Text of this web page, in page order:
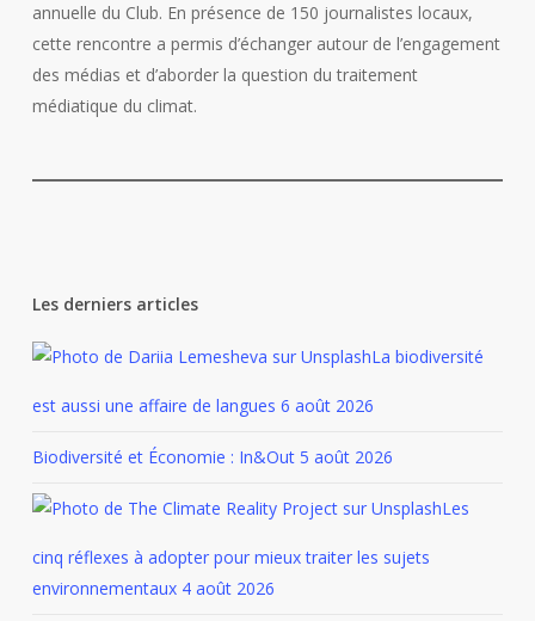
annuelle du Club. En présence de 150 journalistes locaux,
cette rencontre a permis d’échanger autour de l’engagement
des médias et d’aborder la question du traitement
médiatique du climat.
Les derniers articles
La biodiversité
est aussi une affaire de langues 6 août 2026
Biodiversité et Économie : In&Out 5 août 2026
Les
cinq réflexes à adopter pour mieux traiter les sujets
environnementaux 4 août 2026